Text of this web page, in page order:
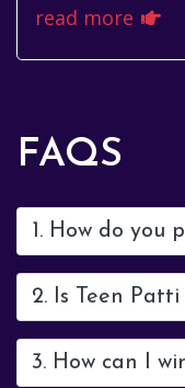
It's a day filled
read more
FAQS
1. How do you
2. Is Teen
3. How can I